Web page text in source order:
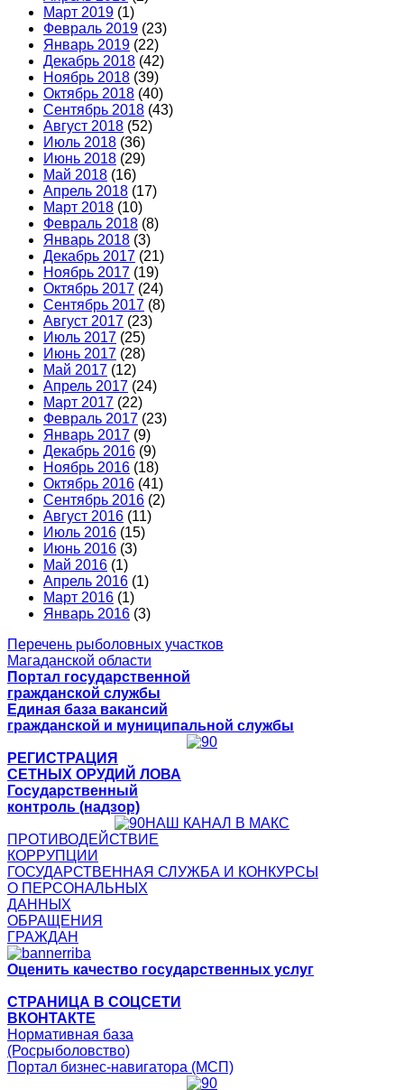
Март 2019 (1)
Февраль 2019 (23)
Январь 2019 (22)
Декабрь 2018 (42)
Ноябрь 2018 (39)
Октябрь 2018 (40)
Сентябрь 2018 (43)
Август 2018 (52)
Июль 2018 (36)
Июнь 2018 (29)
Май 2018 (16)
Апрель 2018 (17)
Март 2018 (10)
Февраль 2018 (8)
Январь 2018 (3)
Декабрь 2017 (21)
Ноябрь 2017 (19)
Октябрь 2017 (24)
Сентябрь 2017 (8)
Август 2017 (23)
Июль 2017 (25)
Июнь 2017 (28)
Май 2017 (12)
Апрель 2017 (24)
Март 2017 (22)
Февраль 2017 (23)
Январь 2017 (9)
Декабрь 2016 (9)
Ноябрь 2016 (18)
Октябрь 2016 (41)
Сентябрь 2016 (2)
Август 2016 (11)
Июль 2016 (15)
Июнь 2016 (3)
Май 2016 (1)
Апрель 2016 (1)
Март 2016 (1)
Январь 2016 (3)
Перечень рыболовных участков
Магаданской области
Портал государственной
гражданской службы
Единая база вакансий
гражданской и муниципальной службы
РЕГИСТРАЦИЯ
СЕТНЫХ ОРУДИЙ ЛОВА
Государственный
контроль (надзор)
НАШ КАНАЛ В МАКС
ПРОТИВОДЕЙСТВИЕ
КОРРУПЦИИ
ГОСУДАРСТВЕННАЯ СЛУЖБА И КОНКУРСЫ
О ПЕРСОНАЛЬНЫХ
ДАННЫХ
ОБРАЩЕНИЯ
ГРАЖДАН
Оценить качество государственных услуг
СТРАНИЦА В СОЦСЕТИ
ВКОНТАКТЕ
Нормативная база
(Росрыболовство)
Портал бизнес-навигатора (МСП)